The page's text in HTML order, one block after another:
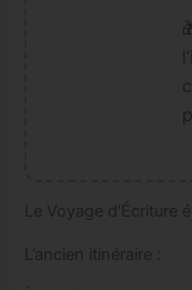
Le Voyage d’Écriture
L’ancien itinéraire :